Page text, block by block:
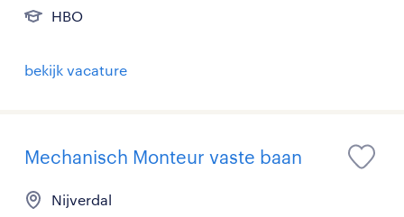
HBO
bekijk vacature
Mechanisch Monteur vaste baan
Nijverdal